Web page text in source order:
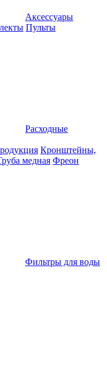
Аксессуары
Пульты
Расходные
Кронштейны,
медная Фреон
Фильтры для воды